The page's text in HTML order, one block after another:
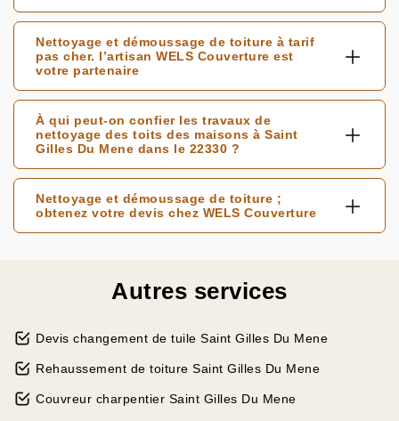
Nettoyage et démoussage de toiture à tarif
pas cher. l’artisan WELS Couverture est
votre partenaire
À qui peut-on confier les travaux de
nettoyage des toits des maisons à Saint
Gilles Du Mene dans le 22330 ?
Nettoyage et démoussage de toiture ;
obtenez votre devis chez WELS Couverture
Autres services
Devis changement de tuile Saint Gilles Du Mene
Rehaussement de toiture Saint Gilles Du Mene
Couvreur charpentier Saint Gilles Du Mene